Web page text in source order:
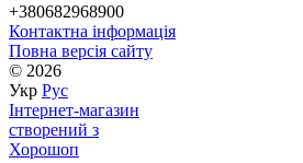
+380682968900
Контактна інформація
Повна версія сайту
© 2026
Укр Рус
Інтернет-магазин
створений з
Хорошоп